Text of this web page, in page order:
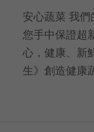
安心蔬菜 我們
您手中保證超
心，健康、新
生》創造健康